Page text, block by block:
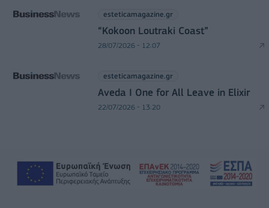
esteticamagazine.gr
“Kokoon Loutraki Coast”
28/07/2026 - 12:07
esteticamagazine.gr
Aveda I One for All Leave in Elixir
22/07/2026 - 13:20